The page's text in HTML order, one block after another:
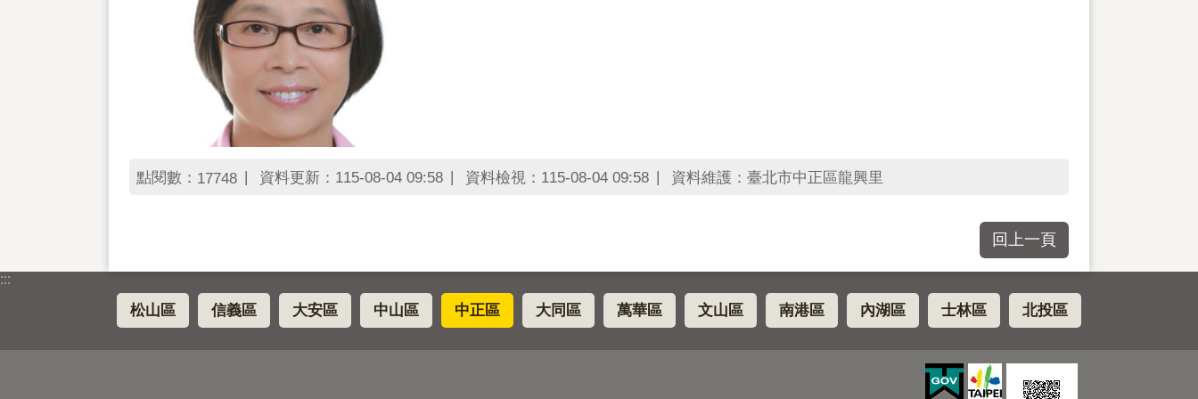
點閱數： 17748 資料更新：115-08-04 09:58 資料檢視：115-08-04 09:58 資料維護：臺北市中正區龍興里
回上一頁
:::
松山區 信義區 大安區 中山區 中正區 大同區 萬華區 文山區 南港區 內湖區 士林區 北投區